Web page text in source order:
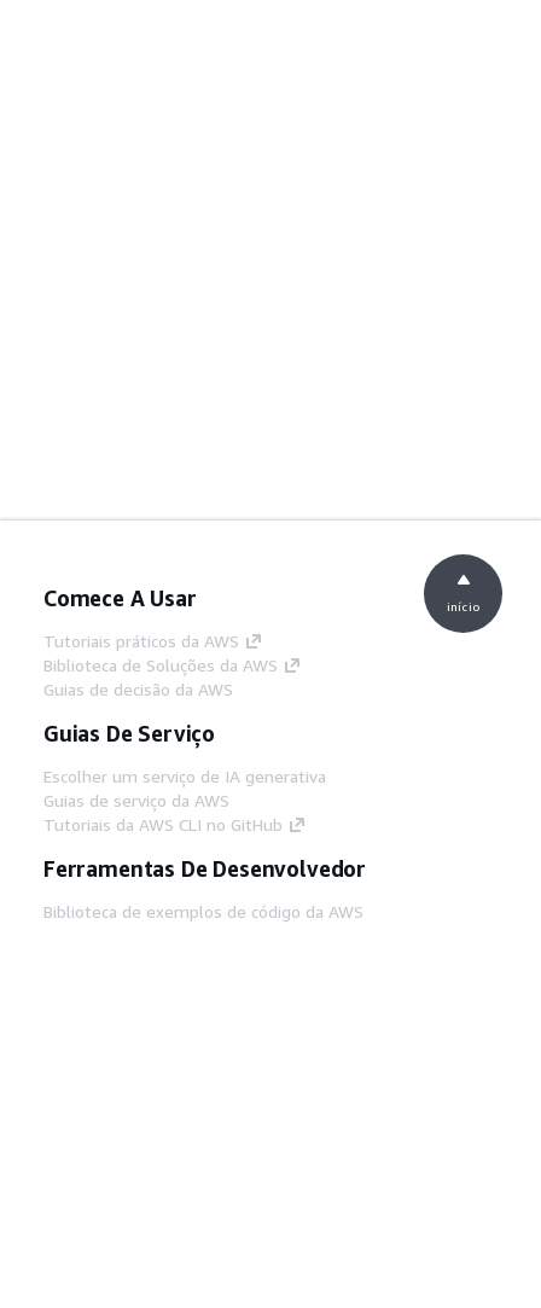
Comece A Usar
Tutoriais práticos da AWS
Biblioteca de Soluções da AWS
Guias de decisão da AWS
Guias De Serviço
Escolher um serviço de IA generativa
Guias de serviço da AWS
Tutoriais da AWS CLI no GitHub
Ferramentas De Desenvolvedor
Biblioteca de exemplos de código da AWS
início